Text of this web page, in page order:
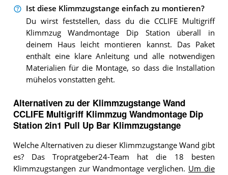
Ist diese Klimmzugstange einfach zu montieren?
Du wirst feststellen, dass du die CCLIFE Multigriff
Klimmzug Wandmontage Dip Station überall in
deinem Haus leicht montieren kannst. Das Paket
enthält eine klare Anleitung und alle notwendigen
Materialien für die Montage, so dass die Installation
mühelos vonstatten geht.
Alternativen zu der Klimmzugstange Wand
CCLIFE Multigriff Klimmzug Wandmontage Dip
Station 2in1 Pull Up Bar Klimmzugstange
Welche Alternativen zu dieser Klimmzugstange Wand gibt
es? Das Tropratgeber24-Team hat die 18 besten
Klimmzugstangen zur Wandmontage verglichen. Um die